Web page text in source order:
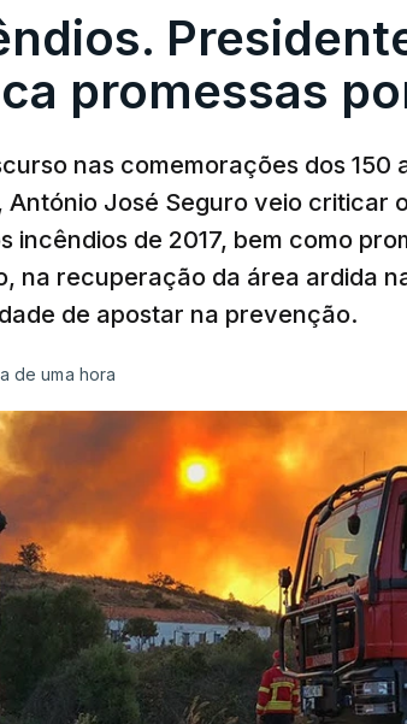
promessas
nas comemorações dos 150
António José Seguro veio criticar
incêndios de 2017, bem como
na recuperação da área ardida
de apostar na prevenção.
de uma hora